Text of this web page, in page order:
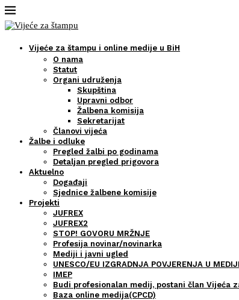
Vijeće za štampu i online medije u BiH
O nama
Statut
Organi udruženja
Skupština
Upravni odbor
Žalbena komisija
Sekretarijat
Članovi vijeća
Žalbe i odluke
Pregled žalbi po godinama
Detaljan pregled prigovora
Aktuelno
Događaji
Sjednice žalbene komisije
Projekti
JUFREX
JUFREX2
STOP! GOVORU MRŽNJE
Profesija novinar/novinarka
Mediji i javni ugled
UNESCO/EU IZGRADNJA POVJERENJA U
IMEP
Budi profesionalan medij, postani član Vijeća
Baza online medija(CPCD)